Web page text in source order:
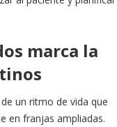
marca la
un ritmo de vida que
en franjas ampliadas.